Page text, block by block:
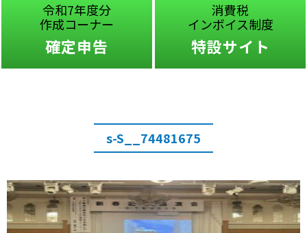
令和7年度分
作成コーナー
確定申告
消費税
インボイス制度
特設サイト
s-S__74481675